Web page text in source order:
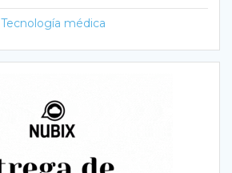
Tecnología médica